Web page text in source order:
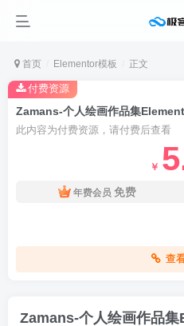
首页 Elementor模板 正文
Zamans-个人绘画作品集
此内容为付费资源，请付费后查看
￥
年费会员 免费
查
付费资源
Zamans-个人绘画作品